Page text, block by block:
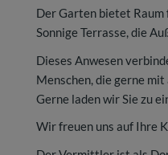
Der Garten bietet
Sonnige Terrasse, die
Dieses Anwesen
Menschen, die gerne
Gerne laden wir Sie zu
Wir freuen uns auf Ihre